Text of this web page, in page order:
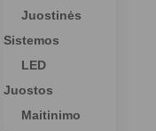
Juostinės
Sistemos
LED
Juostos
Maitinimo